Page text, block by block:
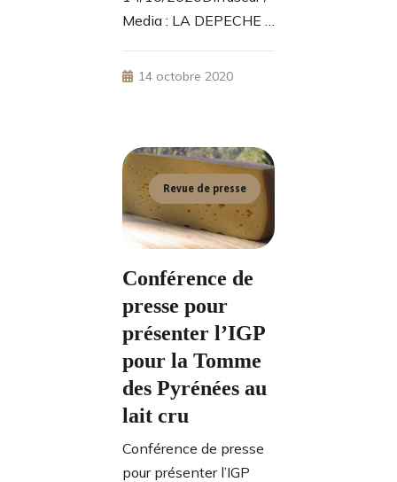
Media : LA DEPECHE …
14 octobre 2020
Revue de presse
Conférence de
presse pour
présenter l’IGP
pour la Tomme
des Pyrénées au
lait cru
Conférence de presse
pour présenter l’IGP